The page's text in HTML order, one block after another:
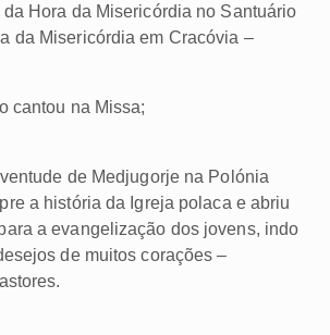
Hora da Misericórdia no Santuário
da Misericórdia em Cracóvia –
cantou na Missa;
de Medjugorje na Polónia
a história da Igreja polaca e abriu
a evangelização dos jovens, indo
de muitos corações –